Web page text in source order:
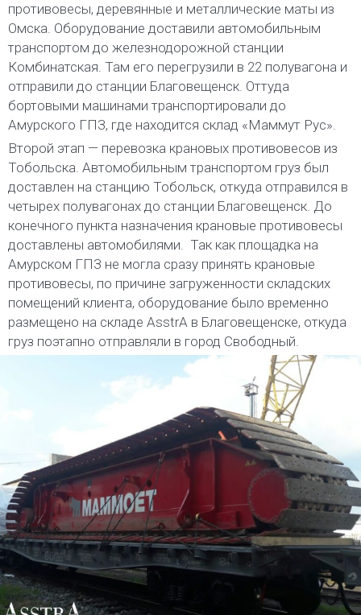
противовесы, деревянные и металлические маты из
Омска. Оборудование доставили автомобильным
транспортом до железнодорожной станции
Комбинатская. Там его перегрузили в 22 полувагона и
отправили до станции Благовещенск. Оттуда
бортовыми машинами транспортировали до
Амурского ГПЗ, где находится склад «Маммут Рус».
Второй этап — перевозка крановых противовесов из
Тобольска. Автомобильным транспортом груз был
доставлен на станцию Тобольск, откуда отправился в
четырех полувагонах до станции Благовещенск. До
конечного пункта назначения крановые противовесы
доставлены автомобилями. Так как площадка на
Амурском ГПЗ не могла сразу принять крановые
противовесы, по причине загруженности складских
помещений клиента, оборудование было временно
размещено на складе AsstrA в Благовещенске, откуда
груз поэтапно отправляли в город Свободный.